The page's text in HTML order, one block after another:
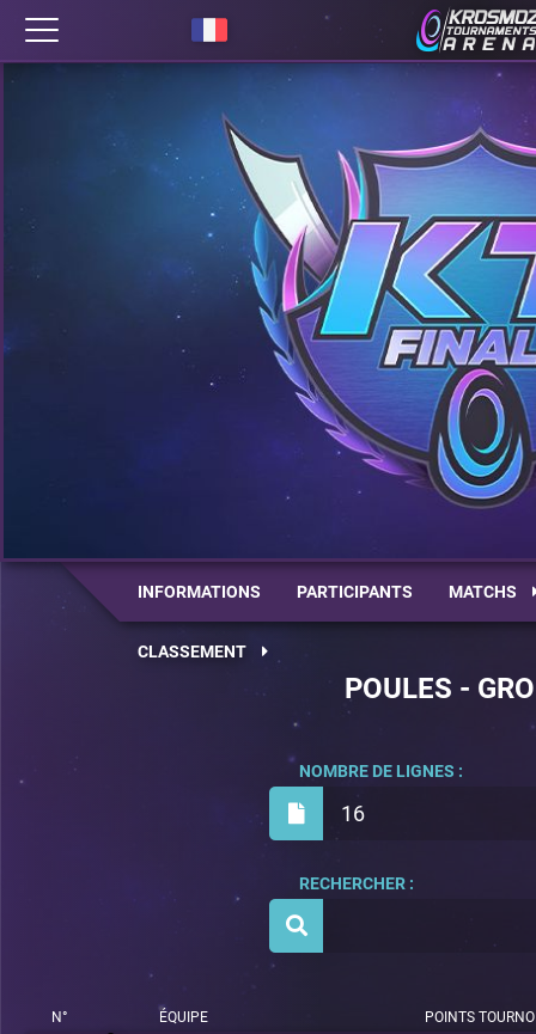
INFORMATIONS PARTICIPANTS MATCHS
CLASSEMENT
POULES -
16
NOMBRE DE LIGNES :
RECHERCHER :
N° ÉQUIPE POINTS